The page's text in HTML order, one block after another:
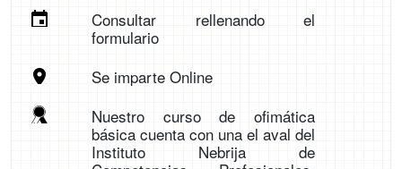
Consultar rellenando el
formulario
Se imparte Online
Nuestro curso de ofimática
básica cuenta con una el aval del
Instituto Nebrija de